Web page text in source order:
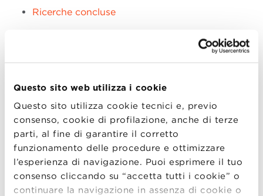
Questo sito web utilizza i cookie
Questo sito utilizza cookie tecnici e, previo
consenso, cookie di profilazione, anche di terze
parti, al fine di garantire il corretto
funzionamento delle procedure e ottimizzare
l’esperienza di navigazione. Puoi esprimere il tuo
consenso cliccando su “accetta tutti i cookie” o
continuare la navigazione in assenza di cookie o
Ricerche concluse
Selezioni concluse
Gare di appalto
Procedure in corso